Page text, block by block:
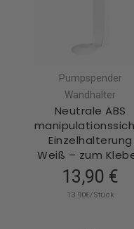
Pumpspender
Wandhalter
Neutrale ABS
Einzelhalterung
Weiß – zum
13,90 €
13.90€/Stück